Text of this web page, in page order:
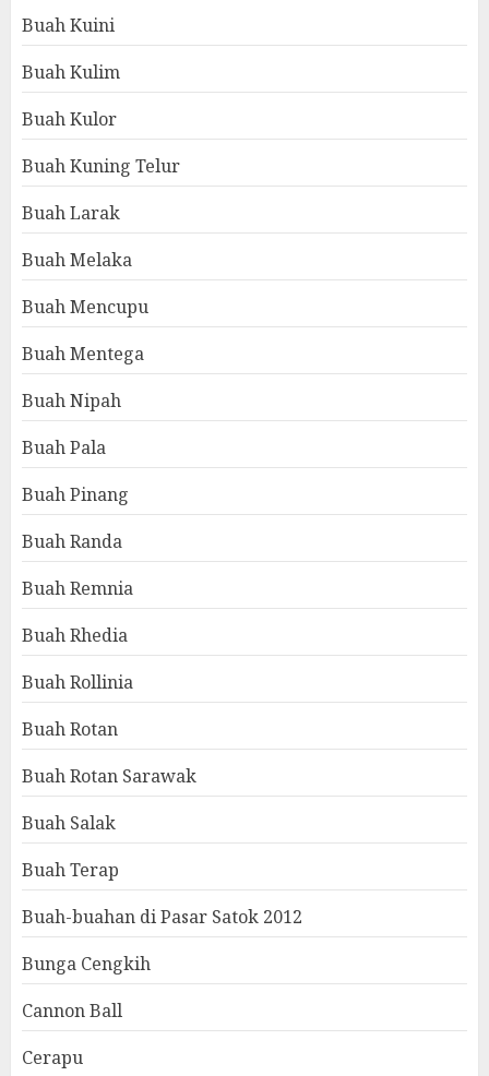
Buah Kuini
Buah Kulim
Buah Kulor
Buah Kuning Telur
Buah Larak
Buah Melaka
Buah Mencupu
Buah Mentega
Buah Nipah
Buah Pala
Buah Pinang
Buah Randa
Buah Remnia
Buah Rhedia
Buah Rollinia
Buah Rotan
Buah Rotan Sarawak
Buah Salak
Buah Terap
Buah-buahan di Pasar Satok 2012
Bunga Cengkih
Cannon Ball
Cerapu